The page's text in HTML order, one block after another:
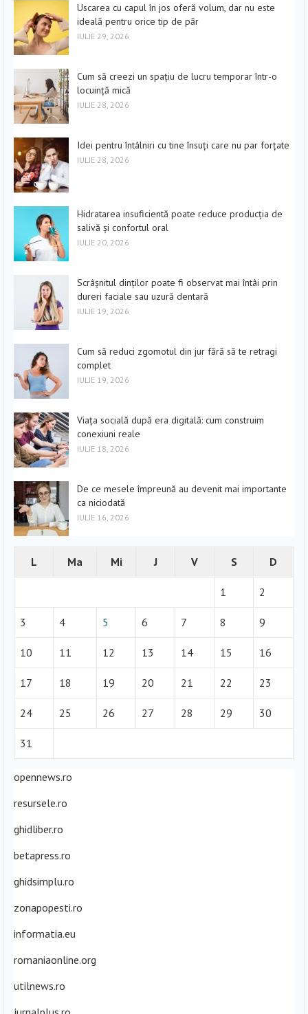
Uscarea cu capul în jos oferă volum, dar nu este
ideală pentru orice tip de păr
IULIE 29, 2026
Cum să creezi un spațiu de lucru temporar într-o
locuință mică
IULIE 28, 2026
Idei pentru întâlniri cu tine însuți care nu par forțate
IULIE 28, 2026
Hidratarea insuficientă poate reduce producția de
salivă și confortul oral
IULIE 20, 2026
Scrâșnitul dinților poate fi observat mai întâi prin
dureri faciale sau uzură dentară
IULIE 19, 2026
Cum să reduci zgomotul din jur fără să te retragi
complet
IULIE 19, 2026
Viața socială după era digitală: cum construim
conexiuni reale
IULIE 18, 2026
De ce mesele împreună au devenit mai importante
ca niciodată
IULIE 16, 2026
L Ma Mi J V S D
1 2
3 4 5 6 7 8 9
10 11 12 13 14 15 16
17 18 19 20 21 22 23
24 25 26 27 28 29 30
31
opennews.ro
resursele.ro
ghidliber.ro
betapress.ro
ghidsimplu.ro
zonapopesti.ro
informatia.eu
romaniaonline.org
utilnews.ro